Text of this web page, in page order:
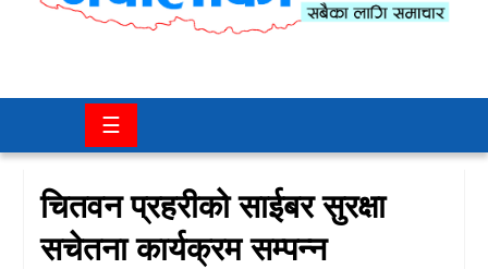
समाज/
चितवन
कला/
मनोरञ्जन
☰
चितवन प्रहरीको साईबर सुरक्षा
सचेतना कार्यक्रम सम्पन्न